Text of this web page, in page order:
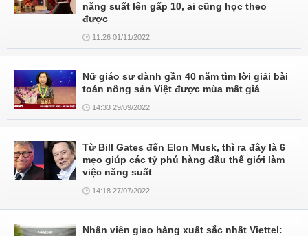
năng suất lên gấp 10, ai cũng học theo
được
11:26 01/11/2022
Nữ giáo sư dành gần 40 năm tìm lời giải bài
toán nông sản Việt được mùa mất giá
14:33 29/09/2022
Từ Bill Gates đến Elon Musk, thì ra đây là 6
mẹo giúp các tỷ phú hàng đầu thế giới làm
việc năng suất
14:18 27/07/2022
Nhân viên giao hàng xuất sắc nhất Viettel: